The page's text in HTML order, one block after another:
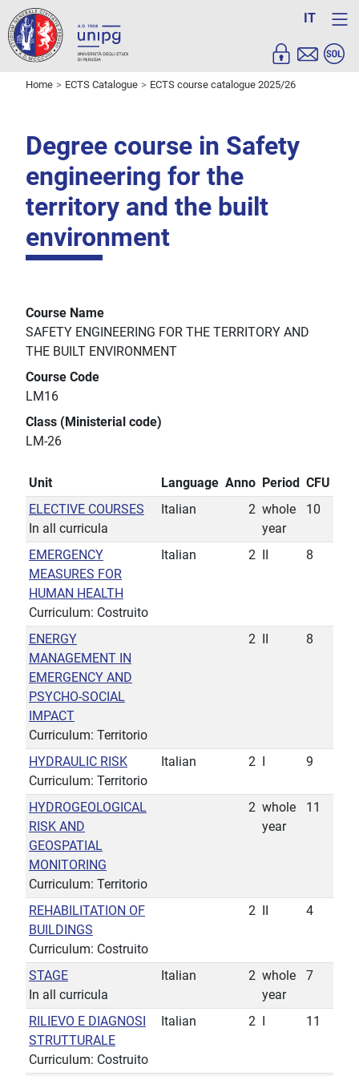
IT
Home ECTS Catalogue ECTS course catalogue 2025/26
Degree course in Safety
engineering for the
territory and the built
environment
Course Name
SAFETY ENGINEERING FOR THE TERRITORY AND
THE BUILT ENVIRONMENT
Course Code
LM16
Class (Ministerial code)
LM-26
Unit Language Anno Period CFU
ELECTIVE COURSES
In all curricula
Italian 2 whole
year
10
EMERGENCY
MEASURES FOR
HUMAN HEALTH
Curriculum: Costruito
Italian 2 8
ENERGY
MANAGEMENT IN
EMERGENCY AND
PSYCHO-SOCIAL
IMPACT
Curriculum: Territorio
2 8
HYDRAULIC RISK
Curriculum: Territorio
Italian 2 9
HYDROGEOLOGICAL
RISK AND
GEOSPATIAL
MONITORING
Curriculum: Territorio
2 whole
year
11
REHABILITATION OF
BUILDINGS
Curriculum: Costruito
2 4
STAGE
In all curricula
Italian 2 whole
year
7
RILIEVO E DIAGNOSI
STRUTTURALE
Curriculum: Costruito
Italian 2 11